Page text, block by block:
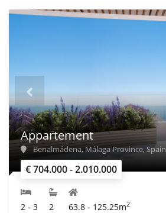
€ 704.000 - 2.010.000
Appartement
Benalmádena, Málaga Province, Spain
2 - 3 2 63.8 - 125.25m2